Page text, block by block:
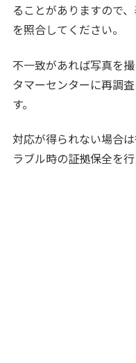
ることがありますので
を照合してください。
不一致があれば写真を
タマーセンターに再調
す。
対応が得られない場合
ラブル時の証拠保全を行